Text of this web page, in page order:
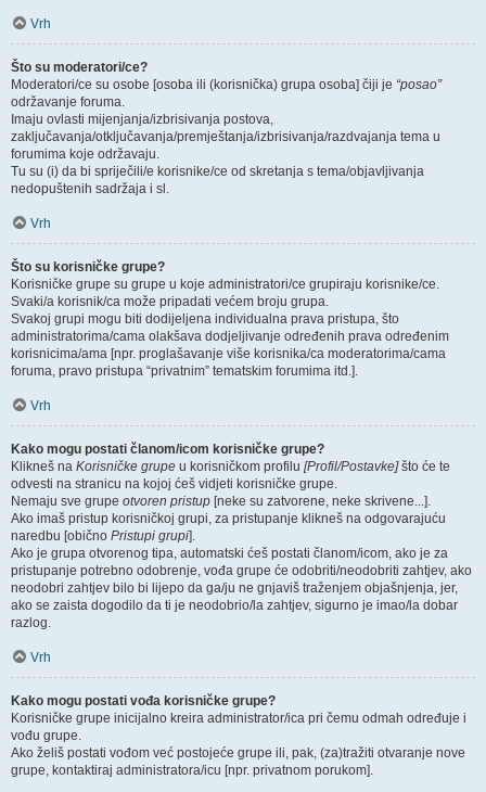
Vrh
Što su moderatori/ce?
Moderatori/ce su osobe [osoba ili (korisnička) grupa osoba] čiji je “posao”
održavanje foruma.
Imaju ovlasti mijenjanja/izbrisivanja postova,
zaključavanja/otključavanja/premještanja/izbrisivanja/razdvajanja tema u
forumima koje održavaju.
Tu su (i) da bi spriječili/e korisnike/ce od skretanja s tema/objavljivanja
nedopuštenih sadržaja i sl.
Vrh
Što su korisničke grupe?
Korisničke grupe su grupe u koje administratori/ce grupiraju korisnike/ce.
Svaki/a korisnik/ca može pripadati većem broju grupa.
Svakoj grupi mogu biti dodijeljena individualna prava pristupa, što
administratorima/cama olakšava dodjeljivanje određenih prava određenim
korisnicima/ama [npr. proglašavanje više korisnika/ca moderatorima/cama
foruma, pravo pristupa “privatnim” tematskim forumima itd.].
Vrh
Kako mogu postati članom/icom korisničke grupe?
Klikneš na Korisničke grupe u korisničkom profilu [Profil/Postavke]što će te
odvesti na stranicu na kojoj ćeš vidjeti korisničke grupe.
Nemaju sve grupe otvoren pristup [neke su zatvorene, neke skrivene...].
Ako imaš pristup korisničkoj grupi, za pristupanje klikneš na odgovarajuću
naredbu [obično Pristupi grupi].
Ako je grupa otvorenog tipa, automatski ćeš postati članom/icom, ako je za
pristupanje potrebno odobrenje, vođa grupe će odobriti/neodobriti zahtjev, ako
neodobri zahtjev bilo bi lijepo da ga/ju ne gnjaviš traženjem objašnjenja, jer,
ako se zaista dogodilo da ti je neodobrio/la zahtjev, sigurno je imao/la dobar
razlog.
Vrh
Kako mogu postati vođa korisničke grupe?
Korisničke grupe inicijalno kreira administrator/ica pri čemu odmah određuje i
vođu grupe.
Ako želiš postati vođom već postojeće grupe ili, pak, (za)tražiti otvaranje nove
grupe, kontaktiraj administratora/icu [npr. privatnom porukom].